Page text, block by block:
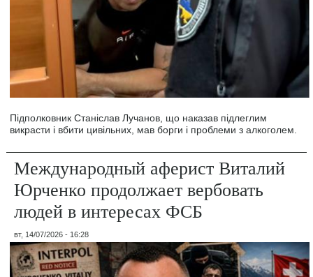
Підполковник Станіслав Лучанов, що наказав підлеглим
викрасти і вбити цивільних, мав борги і проблеми з алкоголем.
Международный аферист Виталий
Юрченко продолжает вербовать
людей в интересах ФСБ
вт, 14/07/2026 - 16:28